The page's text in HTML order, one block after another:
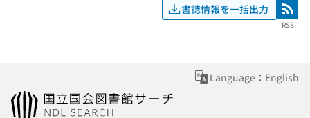
書誌情報を一括出力 RSS
RSS
Language：English